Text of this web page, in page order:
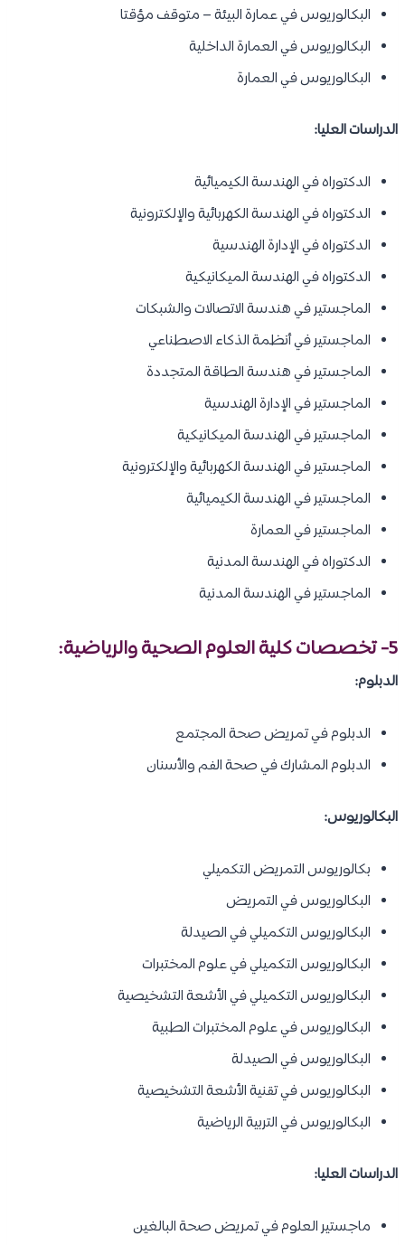
البكالوريوس في عمارة البيئة – متوقف مؤقتا
البكالوريوس في العمارة الداخلية
البكالوريوس في العمارة
الدراسات العليا:
الدكتوراه في الهندسة الكيميائية
الدكتوراه في الهندسة الكهربائية والإلكترونية
الدكتوراه في الإدارة الهندسية
الدكتوراه في الهندسة الميكانيكية
الماجستير في هندسة الاتصالات والشبكات
الماجستير في أنظمة الذكاء الاصطناعي
الماجستير في هندسة الطاقة المتجددة
الماجستير في الإدارة الهندسية
الماجستير في الهندسة الميكانيكية
الماجستير في الهندسة الكهربائية والإلكترونية
الماجستير في الهندسة الكيميائية
الماجستير في العمارة
الدكتوراه في الهندسة المدنية
الماجستير في الهندسة المدنية
5- تخصصات كلية العلوم الصحية والرياضية:
الدبلوم:
الدبلوم في تمريض صحة المجتمع
الدبلوم المشارك في صحة الفم والأسنان
البكالوريوس:
بكالوريوس التمريض التكميلي
البكالوريوس في التمريض
البكالوريوس التكميلي في الصيدلة
البكالوريوس التكميلي في علوم المختبرات
البكالوريوس التكميلي في الأشعة التشخيصية
البكالوريوس في علوم المختبرات الطبية
البكالوريوس في الصيدلة
البكالوريوس في تقنية الأشعة التشخيصية
البكالوريوس في التربية الرياضية
الدراسات العليا:
ماجستير العلوم في تمريض صحة البالغين